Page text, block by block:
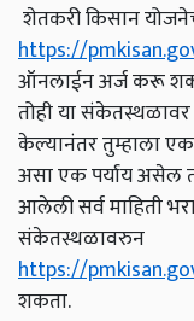
शेतकरी किसान
https://
ऑनलाईन अर्ज करू
तोही या
केल्यानंतर तुम्हाला
असा एक पर्याय असेल
आलेली सर्व माहिती
संकेतस्थळावरुन
https://
शकता.